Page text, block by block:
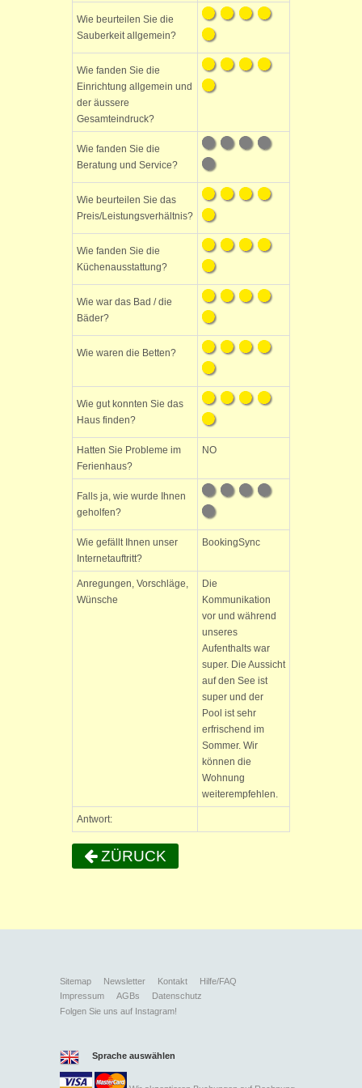
Wie beurteilen Sie die
Sauberkeit allgemein?
Wie fanden Sie die
Einrichtung allgemein und
der äussere
Gesamteindruck?
Wie fanden Sie die
Beratung und Service?
Wie beurteilen Sie das
Preis/Leistungsverhältnis?
Wie fanden Sie die
Küchenausstattung?
Wie war das Bad / die
Bäder?
Wie waren die Betten?
Wie gut konnten Sie das
Haus finden?
Hatten Sie Probleme im
Ferienhaus?
NO
Falls ja, wie wurde Ihnen
geholfen?
Wie gefällt Ihnen unser
Internetauftritt?
BookingSync
Anregungen, Vorschläge,
Wünsche
Die
Kommunikation
vor und während
unseres
Aufenthalts war
super. Die Aussicht
auf den See ist
super und der
Pool ist sehr
erfrischend im
Sommer. Wir
können die
Wohnung
weiterempfehlen.
Antwort:
ZÜRUCK
Sitemap Newsletter Kontakt
Hilfe/FAQ
Impressum
AGBs
Datenschutz
Folgen Sie uns auf Instagram!
Sprache auswählen